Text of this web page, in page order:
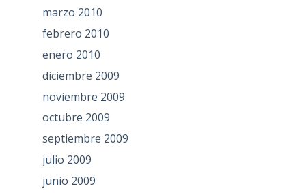
marzo 2010
febrero 2010
enero 2010
diciembre 2009
noviembre 2009
octubre 2009
septiembre 2009
julio 2009
junio 2009